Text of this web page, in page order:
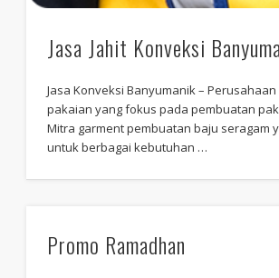
Jasa Jahit Konveksi
Jasa Konveksi Banyumanik –
pakaian yang fokus pada pembuatan
Mitra garment pembuatan baju seragam
untuk berbagai kebutuhan …
Promo Ramadhan